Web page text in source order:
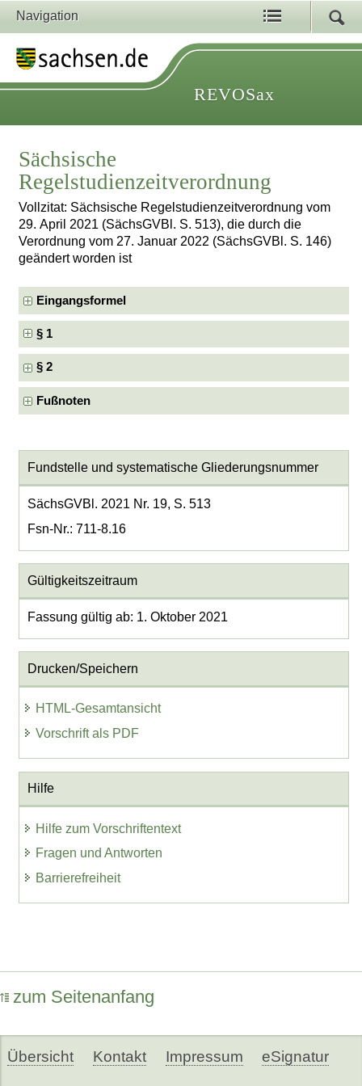
Navigation
REVOSax
Sächsische
Regelstudienzeitverordnung
Vollzitat: Sächsische Regelstudienzeitverordnung vom
29. April 2021 (SächsGVBl. S. 513), die durch die
Verordnung vom 27. Januar 2022 (SächsGVBl. S. 146)
geändert worden ist
Eingangsformel
§ 1
§ 2
Fußnoten
Fundstelle und systematische Gliederungsnummer
SächsGVBl. 2021 Nr. 19, S. 513
Fsn-Nr.: 711-8.16
Gültigkeitszeitraum
Fassung gültig ab: 1. Oktober 2021
Drucken/Speichern
HTML-Gesamtansicht
Vorschrift als PDF
Hilfe
Hilfe zum Vorschriftentext
Fragen und Antworten
Barrierefreiheit
zum Seitenanfang
Übersicht Kontakt Impressum eSignatur